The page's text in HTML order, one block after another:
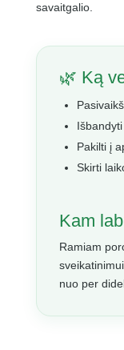
savaitgalio.
🌿 Ką
Pakilti į
Skirti
Kam
Ramiam
nuo per